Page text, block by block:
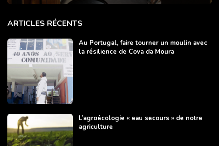
ARTICLES RÉCENTS
Au Portugal, faire tourner un moulin avec
la résilience de Cova da Moura
L’agroécologie « eau secours » de notre
agriculture